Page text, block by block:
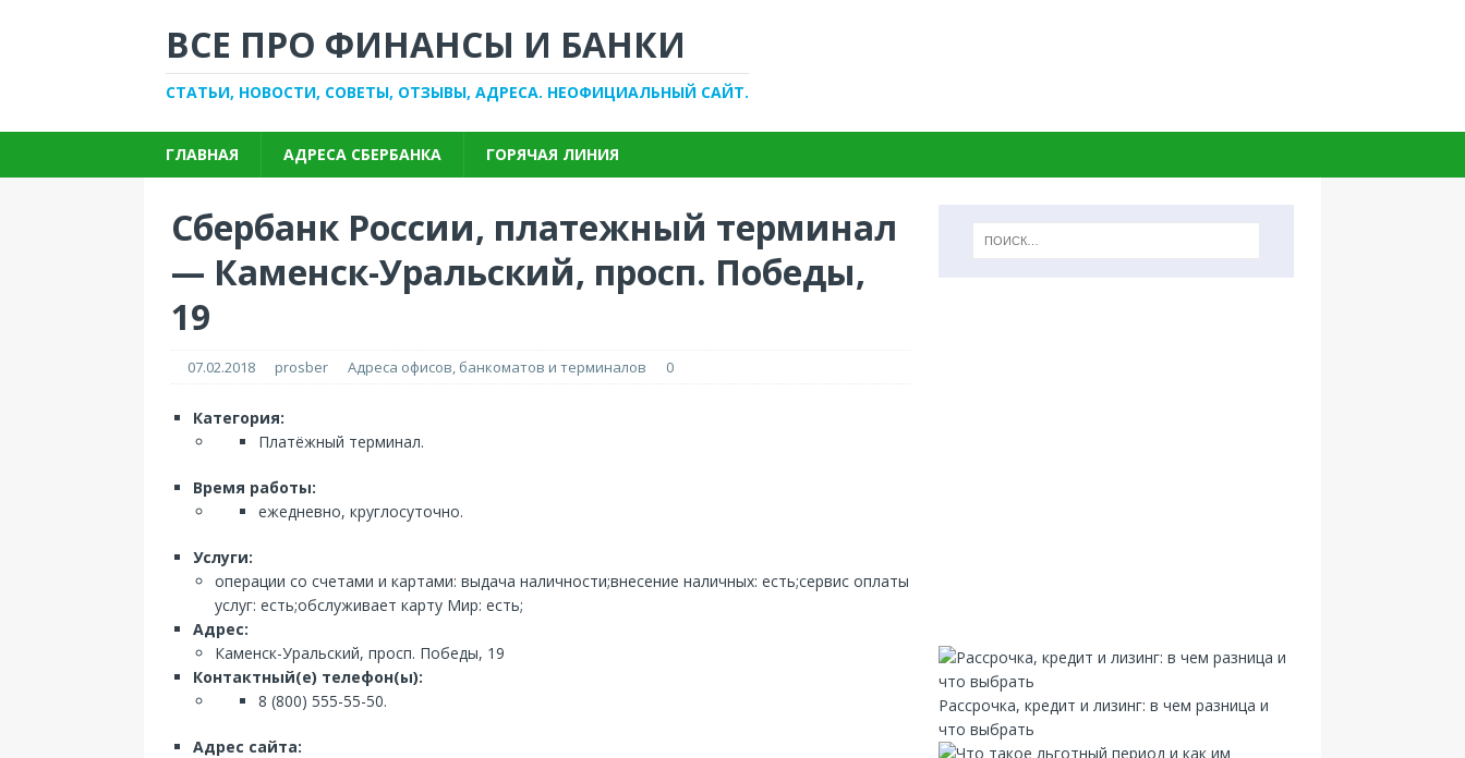
ВСЕ ПРО ФИНАНСЫ И БАНКИ
СТАТЬИ, НОВОСТИ, СОВЕТЫ, ОТЗЫВЫ, АДРЕСА. НЕОФИЦИАЛЬНЫЙ САЙТ.
ГЛАВНАЯ АДРЕСА СБЕРБАНКА ГОРЯЧАЯ ЛИНИЯ
Сбербанк России, платежный терминал
— Каменск-Уральский, просп. Победы,
19
07.02.2018 prosber Адреса офисов, банкоматов и терминалов 0
Категория:
Платёжный терминал.
Время работы:
ежедневно, круглосуточно.
Услуги:
операции со счетами и картами: выдача наличности;внесение наличных: есть;сервис оплаты
услуг: есть;обслуживает карту Мир: есть;
Адрес:
Каменск-Уральский, просп. Победы, 19
Контактный(е) телефон(ы):
8 (800) 555-55-50.
Адрес сайта:
Рассрочка, кредит и лизинг: в чем разница и
что выбрать